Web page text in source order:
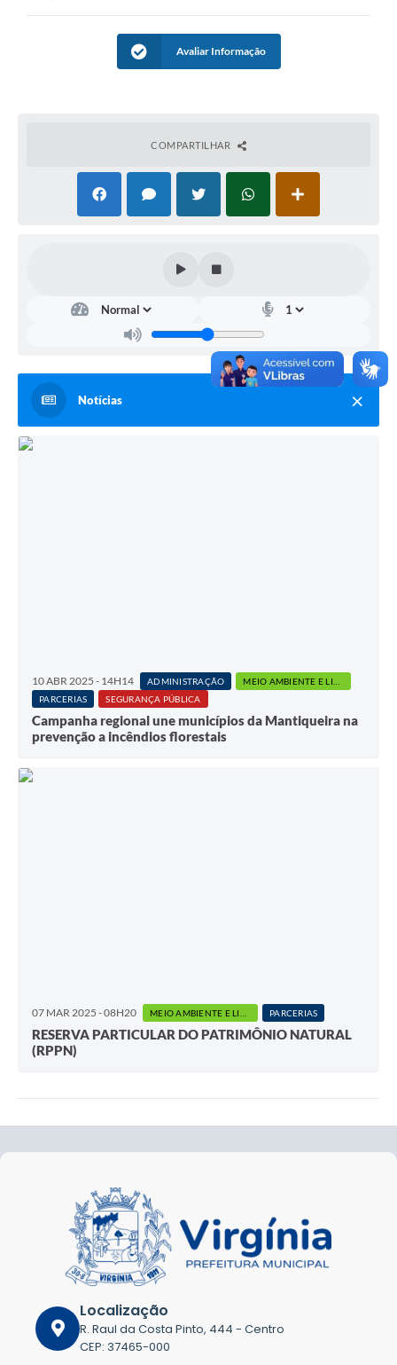
Avaliar Informação
COMPARTILHAR
Notícias
10 ABR 2025 - 14H14 ADMINISTRAÇÃO
PARCERIAS
SEGURANÇA PÚBLICA
Campanha regional une municípios da Mantiqueira na
prevenção a incêndios florestais
07 MAR 2025 - 08H20 PARCERIAS
RESERVA PARTICULAR DO PATRIMÔNIO NATURAL
(RPPN)
Localização
R. Raul da Costa Pinto, 444 - Centro
CEP: 37465-000